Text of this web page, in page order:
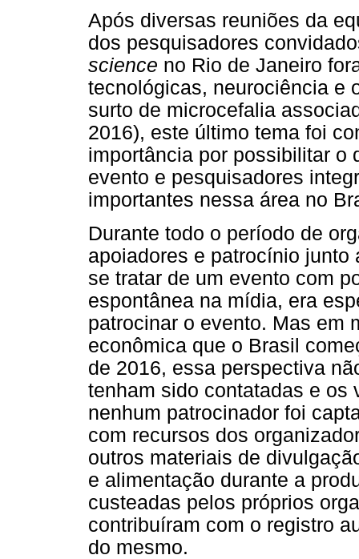
Após diversas reuniões da
dos pesquisadores
science no Rio de Janeiro
tecnológicas, neurociência e
surto de microcefalia
2016), este último tema foi
importância por possibilitar o
evento e pesquisadores
importantes nessa área no
Durante todo o período de
apoiadores e patrocínio
se tratar de um evento com
espontânea na mídia, era
patrocinar o evento. Mas em
econômica que o Brasil
de 2016, essa perspectiva
tenham sido contatadas e os
nenhum patrocinador foi
com recursos dos
outros materiais de
e alimentação durante a
custeadas pelos próprios
contribuíram com o registro
do mesmo.